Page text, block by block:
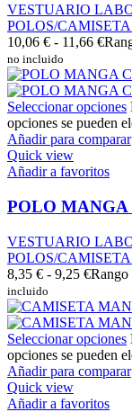
VESTUARIO
POLOS/
10,06 € - 11,66 €
no incluido
Seleccionar opciones
opciones se pueden
Añadir para comparar
Quick view
Añadir a favoritos
POLO MANGA
VESTUARIO
POLOS/
8,35 € - 9,25 €Rango
incluido
Seleccionar opciones
opciones se pueden
Añadir para comparar
Quick view
Añadir a favoritos